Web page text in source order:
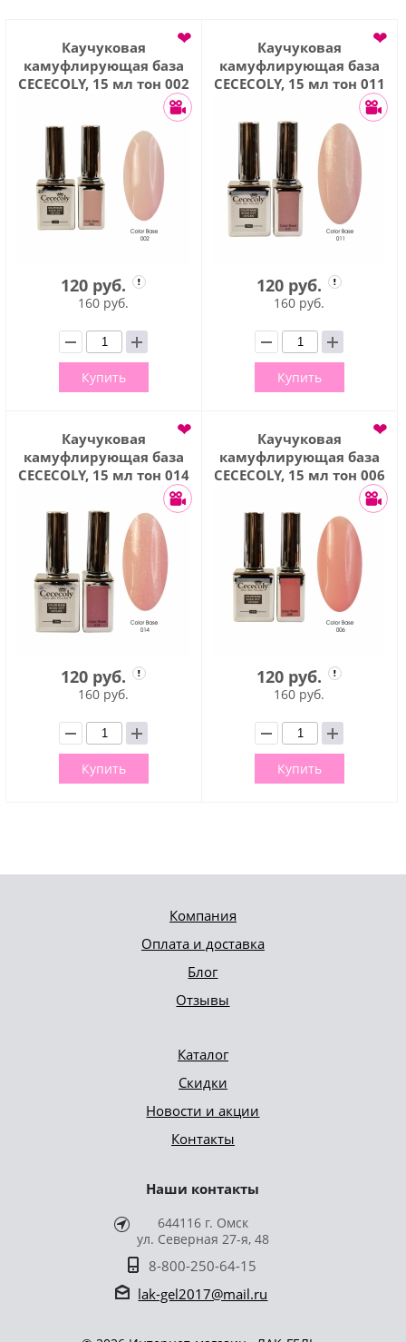
Каучуковая
камуфлирующая база
CECECOLY, 15 мл тон 002
❤
120 руб.
160 руб.
Купить
Каучуковая
камуфлирующая база
CECECOLY, 15 мл тон 011
❤
120 руб.
160 руб.
Купить
Каучуковая
камуфлирующая база
CECECOLY, 15 мл тон 014
❤
120 руб.
160 руб.
Купить
Каучуковая
камуфлирующая база
CECECOLY, 15 мл тон 006
❤
120 руб.
160 руб.
Купить
Компания
Оплата и доставка
Блог
Отзывы
Каталог
Скидки
Новости и акции
Контакты
Наши контакты
644116 г. Омск
ул. Северная 27-я, 48
8-800-250-64-15
lak-gel2017@mail.ru